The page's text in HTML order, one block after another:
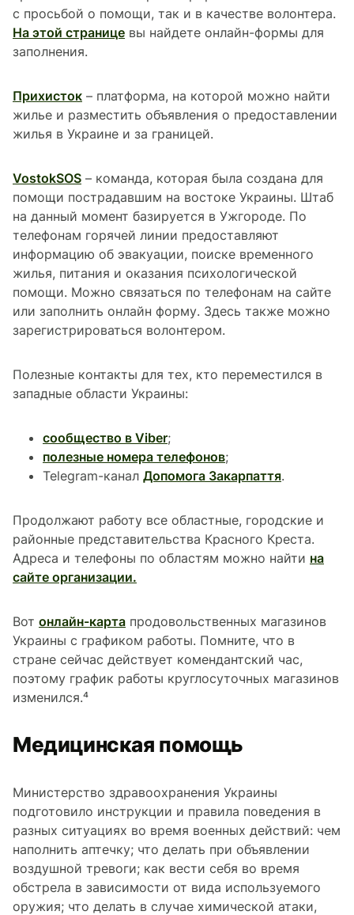
с просьбой о помощи, так и в качестве волонтера.
На этой странице вы найдете онлайн-формы для
заполнения.
Прихисток – платформа, на которой можно найти
жилье и разместить объявления о предоставлении
жилья в Украине и за границей.
VostokSOS – команда, которая была создана для
помощи пострадавшим на востоке Украины. Штаб
на данный момент базируется в Ужгороде. По
телефонам горячей линии предоставляют
информацию об эвакуации, поиске временного
жилья, питания и оказания психологической
помощи. Можно связаться по телефонам на сайте
или заполнить онлайн форму. Здесь также можно
зарегистрироваться волонтером.
Полезные контакты для тех, кто переместился в
западные области Украины:
сообщество в Viber;
полезные номера телефонов;
Telegram-канал Допомога Закарпаття.
Продолжают работу все областные, городские и
районные представительства Красного Креста.
Адреса и телефоны по областям можно найти на
сайте организации.
Вот онлайн-карта продовольственных магазинов
Украины с графиком работы. Помните, что в
стране сейчас действует комендантский час,
поэтому график работы круглосуточных магазинов
изменился.⁴
Медицинская помощь
Министерство здравоохранения Украины
подготовило инструкции и правила поведения в
разных ситуациях во время военных действий: чем
наполнить аптечку; что делать при объявлении
воздушной тревоги; как вести себя во время
обстрела в зависимости от вида используемого
оружия; что делать в случае химической атаки,